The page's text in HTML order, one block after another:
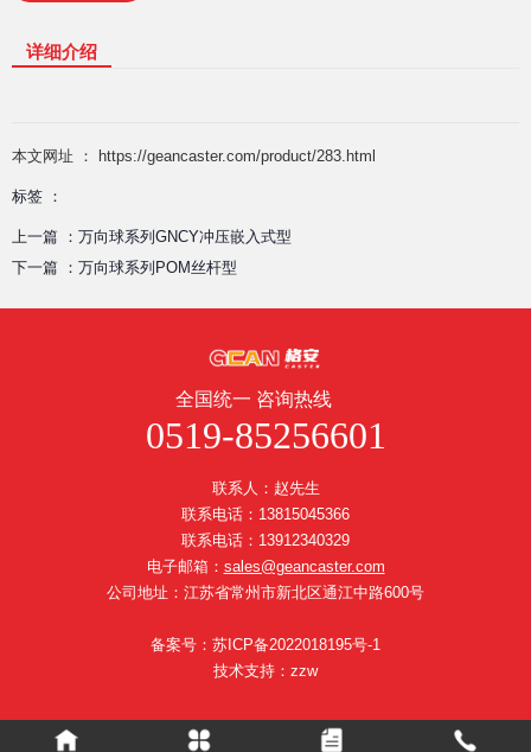
详细介绍
本文网址 ： https://geancaster.com/product/283.html
标签 ：
上一篇 ： 万向球系列GNCY冲压嵌入式型
下一篇 ： 万向球系列POM丝杆型
全国统一 咨询热线
0519-85256601
联系人：赵先生
联系电话：13815045366
联系电话：13912340329
电子邮箱： sales@geancaster.com
公司地址：江苏省常州市新北区通江中路600号
备案号：苏ICP备2022018195号-1
技术支持： zzw